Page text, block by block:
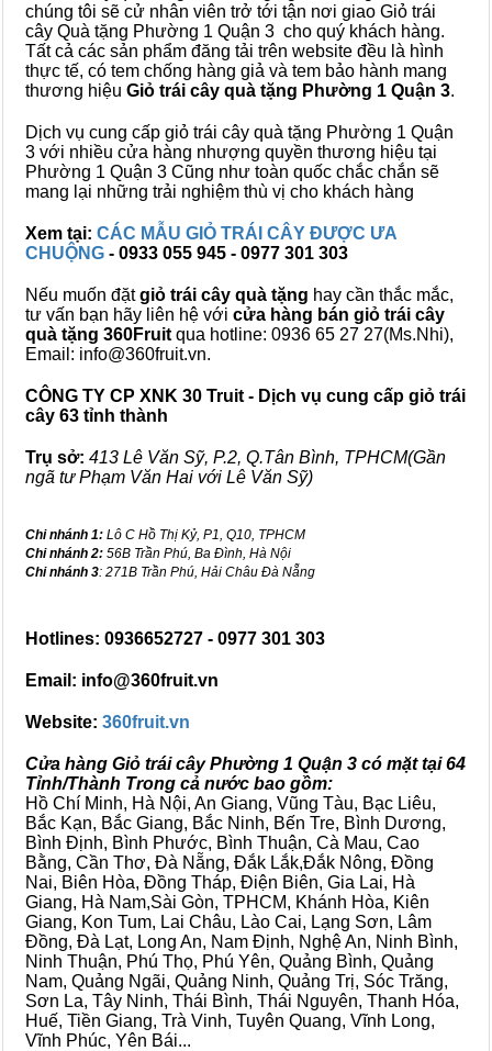
chúng tôi sẽ cử nhân viên trở tới tận nơi giao Giỏ trái
cây Quà tặng Phường 1 Quận 3 cho quý khách hàng.
Tất cả các sản phẩm đăng tải trên website đều là hình
thực tế, có tem chống hàng giả và tem bảo hành mang
thương hiệu Giỏ trái cây quà tặng Phường 1 Quận 3.
Dịch vụ cung cấp giỏ trái cây quà tặng Phường 1 Quận
3 với nhiều cửa hàng nhượng quyền thương hiệu tại
Phường 1 Quận 3 Cũng như toàn quốc chắc chắn sẽ
mang lại những trải nghiệm thù vị cho khách hàng
Xem tại: CÁC MẪU GIỎ TRÁI CÂY ĐƯỢC ƯA
CHUỘNG - 0933 055 945 - 0977 301 303
Nếu muốn đặtgiỏ trái cây quà tặng hay cần thắc mắc,
tư vấn bạn hãy liên hệ với cửa hàng bán giỏ trái cây
quà tặng 360Fruit qua hotline: 0936 65 27 27(Ms.Nhi),
Email: info@360fruit.vn.
CÔNG TY CP XNK 30 Truit - Dịch vụ cung cấp giỏ trái
cây 63 tỉnh thành
Trụ sở: 413 Lê Văn Sỹ, P.2, Q.Tân Bình, TPHCM(Gần
ngã tư Phạm Văn Hai với Lê Văn Sỹ)
Chi nhánh 1: Lô C Hồ Thị Kỷ, P1, Q10, TPHCM
Chi nhánh 2: 56B Trần Phú, Ba Đình, Hà Nội
Chi nhánh 3: 271B Trần Phú, Hải Châu Đà Nẵng
Hotlines: 0936652727 - 0977 301 303
Email: info@360fruit.vn
Website: 360fruit.vn
Cửa hàng Giỏ trái cây Phường 1 Quận 3 có mặt tại 64
Tỉnh/Thành Trong cả nước bao gồm:
Hồ Chí Minh, Hà Nội, An Giang, Vũng Tàu, Bạc Liêu,
Bắc Kạn, Bắc Giang, Bắc Ninh, Bến Tre, Bình Dương,
Bình Định, Bình Phước, Bình Thuận, Cà Mau, Cao
Bằng, Cần Thơ, Đà Nẵng, Đắk Lắk,Đắk Nông, Đồng
Nai, Biên Hòa, Đồng Tháp, Điện Biên, Gia Lai, Hà
Giang, Hà Nam,Sài Gòn, TPHCM, Khánh Hòa, Kiên
Giang, Kon Tum, Lai Châu, Lào Cai, Lạng Sơn, Lâm
Đồng, Đà Lạt, Long An, Nam Định, Nghệ An, Ninh Bình,
Ninh Thuận, Phú Thọ, Phú Yên, Quảng Bình, Quảng
Nam, Quảng Ngãi, Quảng Ninh, Quảng Trị, Sóc Trăng,
Sơn La, Tây Ninh, Thái Bình, Thái Nguyên, Thanh Hóa,
Huế, Tiền Giang, Trà Vinh, Tuyên Quang, Vĩnh Long,
Vĩnh Phúc, Yên Bái...